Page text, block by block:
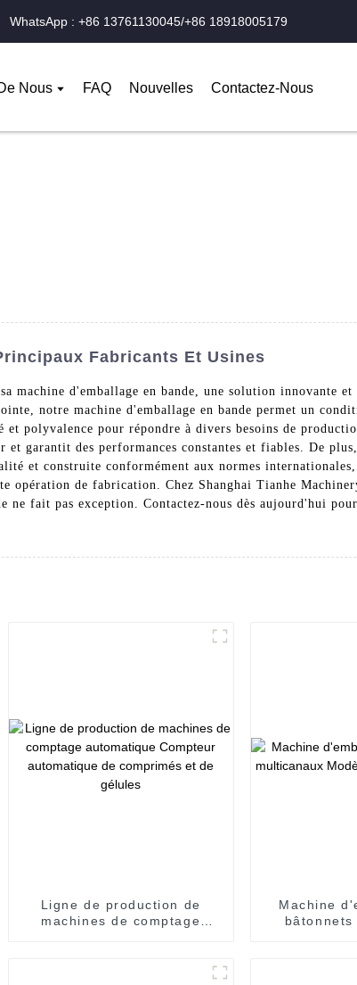
WhatsApp : +86 13761130045/+86 18918005179
Nous FAQ Nouvelles Contactez-Nous
Fabricants Et Usines
machine d'emballage en bande, une solution innovante
notre machine d'emballage en bande permet un
polyvalence pour répondre à divers besoins de
garantit des performances constantes et fiables. De
et construite conformément aux normes
de fabrication. Chez Shanghai Tianhe
ne fait pas exception. Contactez-nous dès aujourd'hui
Ligne de production de
machines de comptage
Machine